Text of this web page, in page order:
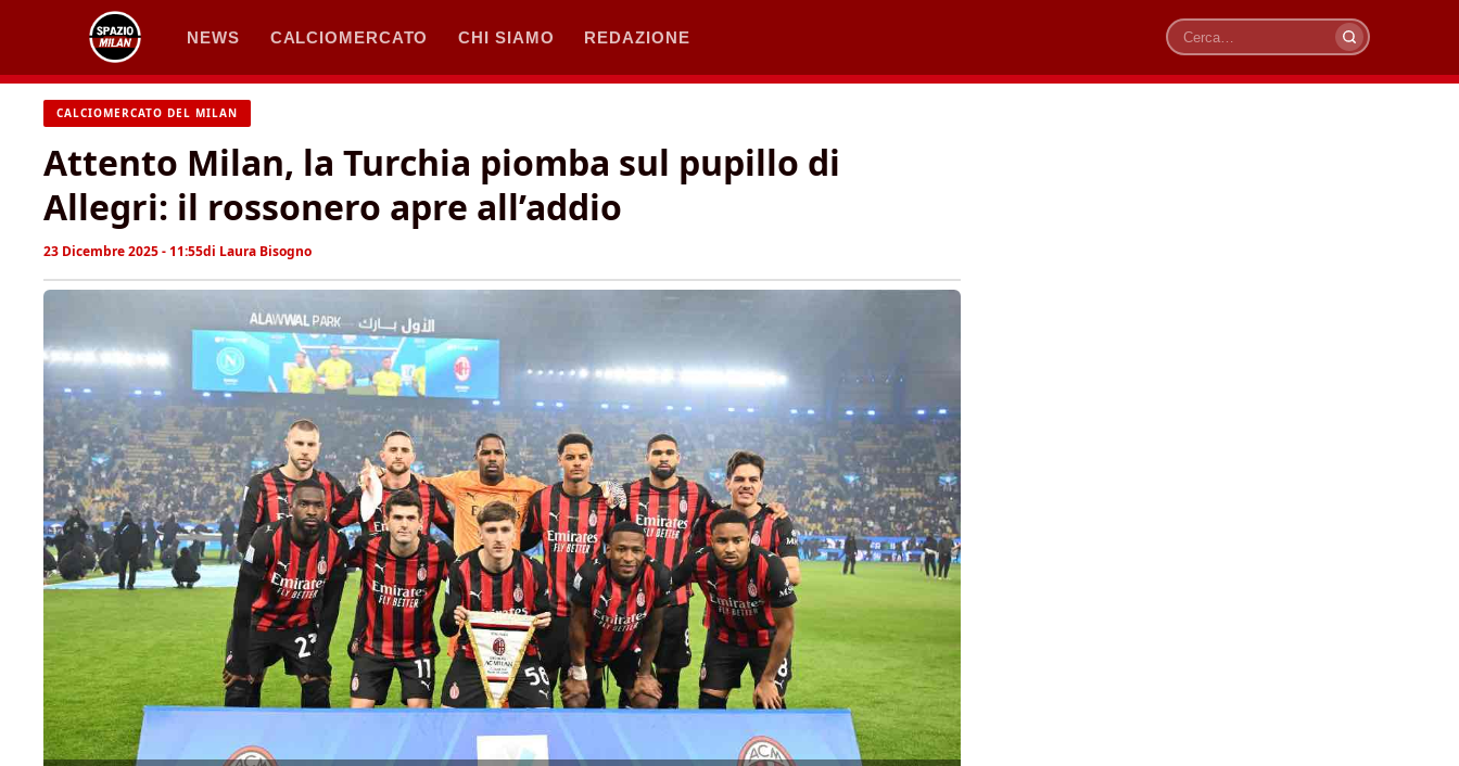
contenuto
NEWS CALCIOMERCATO CHI SIAMO REDAZIONE
Cerca
CALCIOMERCATO DEL MILAN
Attento Milan, la Turchia piomba sul pupillo di
Allegri: il rossonero apre all’addio
23 Dicembre 2025 - 11:55di Laura Bisogno